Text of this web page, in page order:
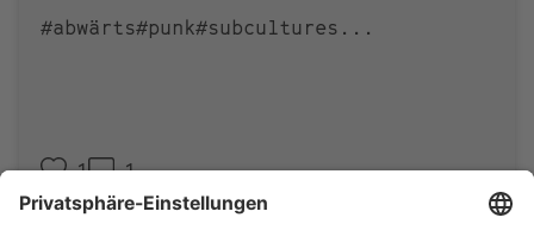
#abwärts#punk#subcultures ...
1 1